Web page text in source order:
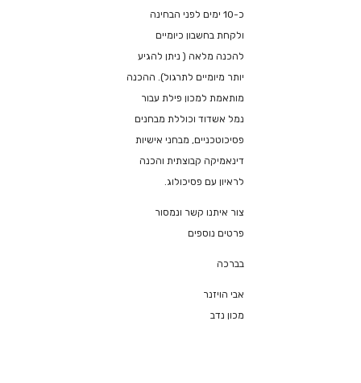
כ-10 ימים לפני הבחינה
ולקחת בחשבון כיומיים
להכנה מלאה ( ניתן להגיע
יותר מיומיים לתרגול). ההכנה
מותאמת למכון פילת עבור
נמל אשדוד וכוללת מבחנים
פסיכוטכניים, מבחני אישיות
דינאמיקה קבוצתית והכנה
לראיון עם פסיכולוג.
צור איתנו קשר ונמסור
פרטים נוספים
בברכה
אבי הויזנר
מכון נדב